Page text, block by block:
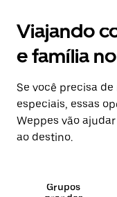
Viajando
e família
Se você precisa
especiais, essas
Weppes vão
ao destino.
Grupos